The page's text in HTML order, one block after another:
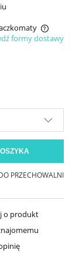
formy dostawy
PRZECHOWALNI
o produkt